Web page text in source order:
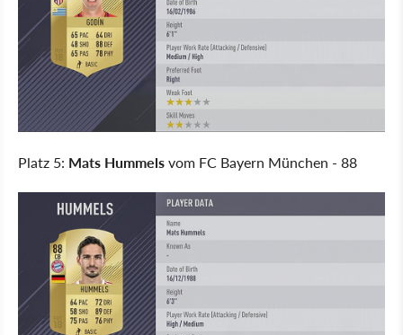
Platz 5: Mats Hummelsvom FC Bayern München - 88